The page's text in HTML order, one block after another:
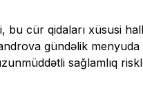
bu cür qidaları xüsusi
gündəlik menyuda
sağlamlıq